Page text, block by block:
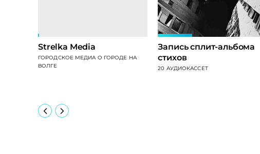
Strelka Media
ГОРОДСКОЕ МЕДИА О ГОРОДЕ НА
ВОЛГЕ
Запись сплит-альбома
стихов
20 АУДИОКАССЕТ